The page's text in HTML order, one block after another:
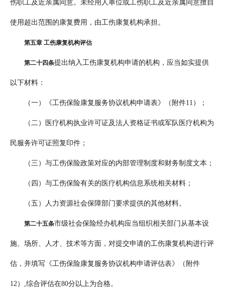
伤职工及近亲属同意。未经用人单位或工伤职工及近亲属同意擅自
使用超出范围的康复费用，由工伤康复机构承担。
第五章 工伤康复机构评估
第二十四条提出纳入工伤康复机构申请的机构，应当如实提供
以下材料：
（一）《工伤保险康复服务协议机构申请表》（附件11）；
（二）医疗机构执业许可证及法人资格证书或军队医疗机构为
民服务许可证照复印件；
（三）与工伤保险政策对应的内部管理制度和财务制度文本；
（四）与工伤保险有关的医疗机构信息系统相关材料；
（五）人力资源社会保障部门要求提供的其他材料。
第二十五条市级社会保险经办机构应当组织相关部门从基本设
施、场所、人才、技术等方面，对提交申请的工伤康复机构进行评
估，并填写《工伤保险康复服务协议机构申请评估表》（附件
12）,综合评估在80分以上为合格。